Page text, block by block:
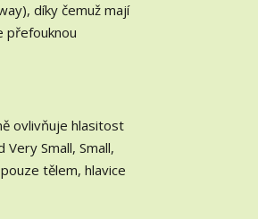
díky čemuž mají
přefouknou
ovlivňuje hlasitost
Small, Small,
tělem, hlavice